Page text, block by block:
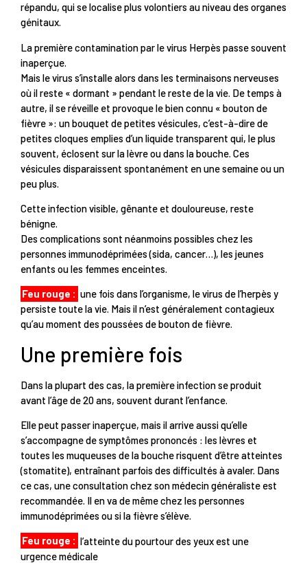
répandu, qui se localise plus volontiers au niveau des organes
génitaux.
La première contamination par le virus Herpès passe souvent
inaperçue.
Mais le virus s’installe alors dans les terminaisons nerveuses
où il reste « dormant » pendant le reste de la vie. De temps à
autre, il se réveille et provoque le bien connu « bouton de
fièvre »: un bouquet de petites vésicules, c’est-à-dire de
petites cloques emplies d’un liquide transparent qui, le plus
souvent, éclosent sur la lèvre ou dans la bouche. Ces
vésicules disparaissent spontanément en une semaine ou un
peu plus.
Cette infection visible, gênante et douloureuse, reste
bénigne.
Des complications sont néanmoins possibles chez les
personnes immunodéprimées (sida, cancer…), les jeunes
enfants ou les femmes enceintes.
Feu rouge : une fois dans l’organisme, le virus de l’herpès y
persiste toute la vie. Mais il n’est généralement contagieux
qu’au moment des poussées de bouton de fièvre.
Une première fois
Dans la plupart des cas, la première infection se produit
avant l’âge de 20 ans, souvent durant l’enfance.
Elle peut passer inaperçue, mais il arrive aussi qu’elle
s’accompagne de symptômes prononcés : les lèvres et
toutes les muqueuses de la bouche risquent d’être atteintes
(stomatite), entraînant parfois des difficultés à avaler. Dans
ce cas, une consultation chez son médecin généraliste est
recommandée. Il en va de même chez les personnes
immunodéprimées ou si la fièvre s’élève.
Feu rouge : l’atteinte du pourtour des yeux est une
urgence médicale